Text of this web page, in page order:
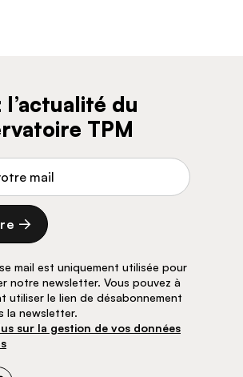
l’actualité du
TPM
courriel
mail est uniquement utilisée pour
notre newsletter. Vous pouvez à
utiliser le lien de désabonnement
la newsletter.
sur la gestion de vos données